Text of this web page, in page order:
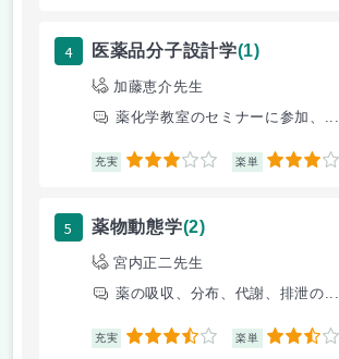
4 医薬品分子設計学(1)
加藤恵介先生
薬化学教室のセミナーに参加、...
充実 3 楽単 3
5 薬物動態学(2)
宮内正二先生
薬の吸収、分布、代謝、排泄の...
充実 3.5 楽単 2.5